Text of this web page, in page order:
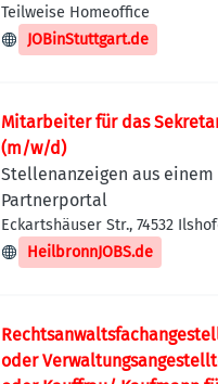
Deutschland
Teilweise Homeoffice
JOBinStuttgart.de
Mitarbeiter für das
(m/w/d)
Stellenanzeigen aus einem
Partnerportal
Eckartshäuser Str., 74532
Deutschland
HeilbronnJOBS.de
oder